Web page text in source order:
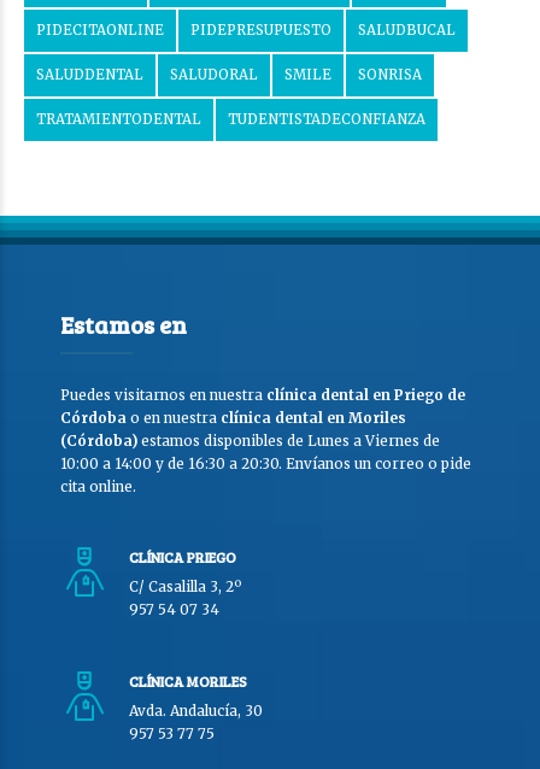
PIDECITAONLINE PIDEPRESUPUESTO SALUDBUCAL
SALUDDENTAL SALUDORAL SMILE SONRISA
TRATAMIENTODENTAL TUDENTISTADECONFIANZA
Estamos en
Puedes visitarnos en nuestra clínica dental en Priego de
Córdoba o en nuestra clínica dental en Moriles
(Córdoba) estamos disponibles de Lunes a Viernes de
10:00 a 14:00 y de 16:30 a 20:30. Envíanos un correo o pide
cita online.
CLÍNICA PRIEGO
C/ Casalilla 3, 2º
957 54 07 34
CLÍNICA MORILES
Avda. Andalucía, 30
957 53 77 75